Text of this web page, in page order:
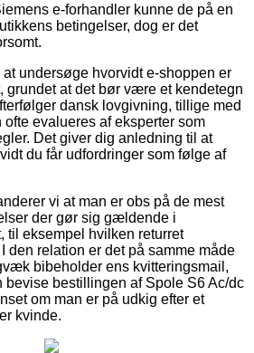
e-forhandler kunne de på en
betingelser, dog er det
undersøge hvorvidt e-shoppen er
grundet at det bør være et kendetegn
dansk lovgivning, tillige med
evalueres af eksperter som
Det giver dig anledning til at
du får udfordringer som følge af
vi at man er obs på de mest
der gør sig gældende i
til eksempel hvilken returret
den relation er det på samme måde
bibeholder ens kvitteringsmail,
bevise bestillingen af Spole S6 Ac/dc
om man er på udkig efter et
kvinde.